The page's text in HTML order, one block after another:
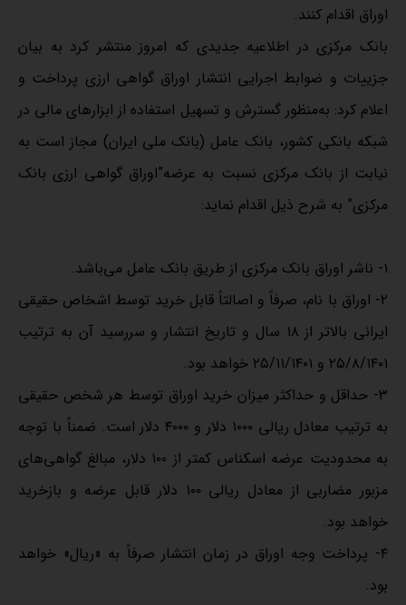
اوراق اقدام کنند.
بانک مرکزی در اطلاعیه جدیدی که امروز منتشر کرد به بیان
جزییات و ضوابط اجرایی انتشار اوراق گواهی ارزی پرداخت و
اعلام کرد: به‌منظور گسترش و تسهیل استفاده از ابزارهای مالی در
شبکه بانکی کشور، بانک عامل (بانک ملی ایران) مجاز است به
نیابت از بانک مرکزی نسبت به عرضه”اوراق گواهی ارزی بانک
مرکزی” به شرح ذیل اقدام نماید:
۱‌‌‌- ناشر اوراق بانک مرکزی از طریق بانک عامل می‌باشد.
۲‌‌‌- اوراق با نام، صرفاً و اصالتاً قابل خرید توسط اشخاص حقیقی
ایرانی بالاتر از ۱۸ سال و تاریخ انتشار و سررسید آن به ترتیب
۲۵‌‌/۸‌‌/۱۴۰۱ و ۲۵‌‌‌/۱۱‌‌‌/۱۴۰۱ خواهد بود.
۳‌‌‌- حداقل و حداکثر میزان خرید اوراق توسط هر شخص حقیقی
به ترتیب معادل ریالی ۱۰۰۰ دلار و ۴۰۰۰ دلار است. ضمناً با توجه
به محدودیت عرضه اسکناس کمتر از ۱۰۰ دلار، مبالغ گواهی‌‎های
مزبور مضاربی از معادل ریالی ۱۰۰ دلار قابل عرضه و بازخرید
خواهد بود.
۴‌‌‌- پرداخت وجه اوراق در زمان انتشار صرفاً به «ریال» خواهد
بود.